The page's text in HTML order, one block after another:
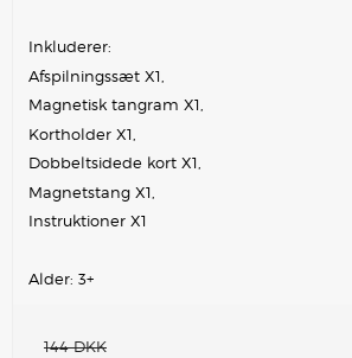
Inkluderer:
Afspilningssæt X1,
Magnetisk tangram X1,
Kortholder X1,
Dobbeltsidede kort X1,
Magnetstang X1,
Instruktioner X1
Alder: 3+
144 DKK